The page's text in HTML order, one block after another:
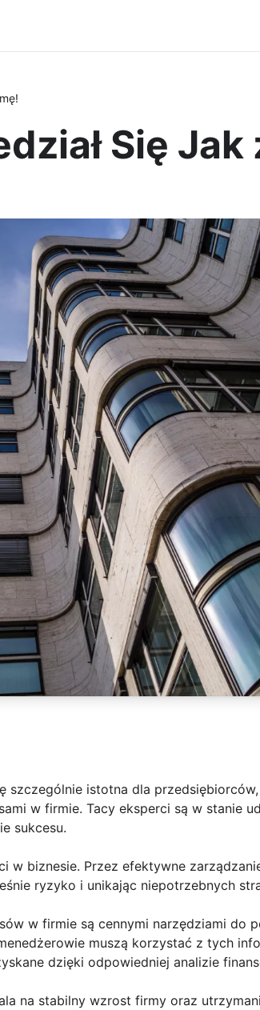
Się Jak
szczególnie istotna dla
w firmie. Tacy eksperci są w stanie
sukcesu.
w biznesie. Przez efektywne
ryzyko i unikając niepotrzebnych
w firmie są cennymi narzędziami do
muszą korzystać z tych
dzięki odpowiedniej analizie
na stabilny wzrost firmy oraz